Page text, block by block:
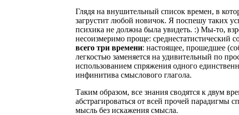
Глядя на внушительный список времен, в
загрустит любой новичок. Я поспешу таких
психика не должна была увидеть. :) Мы-то,
несоизмеримо проще: среднестатистический
всего три времени: настоящее, прошедшее
легкостью заменяется на удивительный по
использованием спряжения одного
инфинитива смыслового глагола.
Таким образом, все знания сводятся к двум
абстрагироваться от всей прочей парадигмы
мысль без искажения смысла.